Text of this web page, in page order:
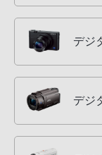
デジ
デジ